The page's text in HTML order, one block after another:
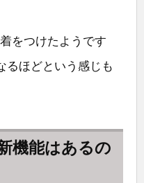
をつけたようです
るほどという感じも
機能はあるの